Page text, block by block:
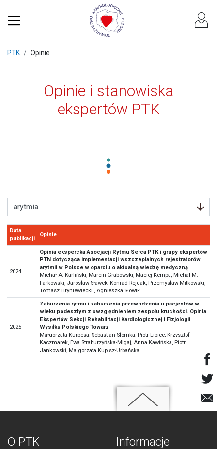
PTK Opinie
Opinie i stanowiska
ekspertów PTK
Data
publikacji
Opinie
2024
Opinia ekspercka Asocjacji Rytmu Serca PTK i grupy ekspertów
PTN dotycząca implementacji wszczepialnych rejestratorów
arytmii w Polsce w oparciu o aktualną wiedzę medyczną
Michał A. Karliński, Marcin Grabowski, Maciej Kempa, Michał M.
Farkowski, Jarosław Sławek, Konrad Rejdak, Przemysław Mitkowski,
Tomasz Hryniewiecki , Agnieszka Słowik
2025
Zaburzenia rytmu i zaburzenia przewodzenia u pacjentów w
wieku podeszłym z uwzględnieniem zespołu kruchości. Opinia
Ekspertów Sekcji Rehabilitacji Kardiologicznej i Fizjologii
Wysiłku Polskiego Towarz
Małgorzata Kurpesa, Sebastian Słomka, Piotr Lipiec, Krzysztof
Kaczmarek, Ewa Straburzyńska-Migaj, Anna Kawińska, Piotr
Jankowski, Małgorzata Kupisz-Urbańska
O PTK Informacje